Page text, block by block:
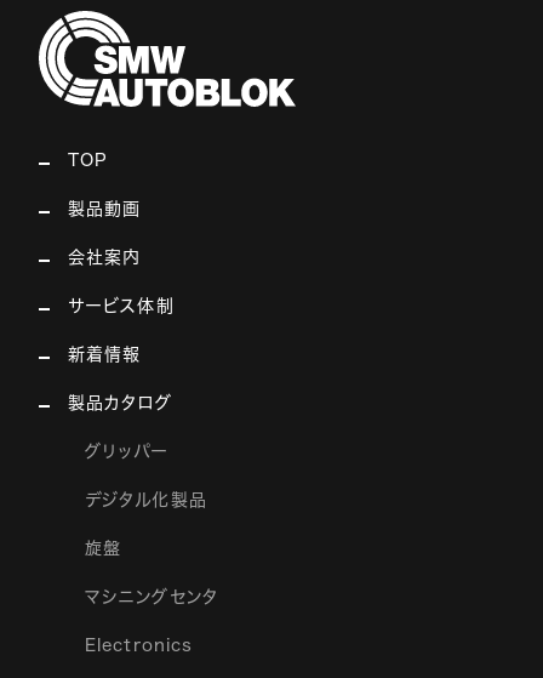
TOP
製品動画
会社案内
サービス体制
新着情報
製品カタログ
グリッパー
デジタル化製品
旋盤
マシニングセンタ
Electronics